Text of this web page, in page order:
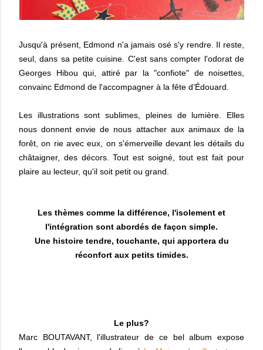
Jusqu'à présent, Edmond n'a jamais osé s'y rendre. Il reste,
seul, dans sa petite cuisine. C'est sans compter l'odorat de
Georges Hibou qui, attiré par la "confiote" de noisettes,
convainc Edmond de l'accompagner à la fête d’Édouard.
Les illustrations sont sublimes, pleines de lumière. Elles
nous donnent envie de nous attacher aux animaux de la
forêt, on rie avec eux, on s'émerveille devant les détails du
châtaigner, des décors. Tout est soigné, tout est fait pour
plaire au lecteur, qu'il soit petit ou grand.
Les thèmes comme la différence, l'isolement et
l'intégration sont abordés de façon simple.
Une histoire tendre, touchante, qui apportera du
réconfort aux petits timides.
Le plus?
Marc BOUTAVANT, l'illustrateur de ce bel album expose